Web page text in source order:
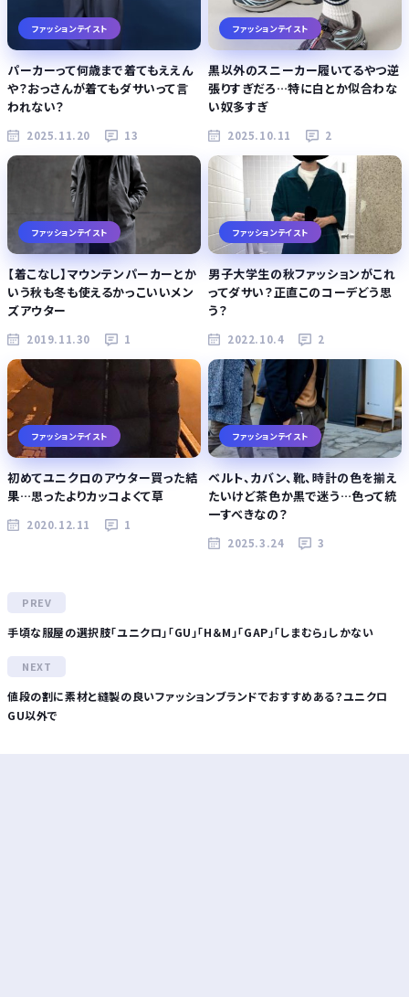
ファッションテイスト
パーカーって何歳まで着てもええん
や？おっさんが着てもダサいって言
われない？
2025.11.20 13
ファッションテイスト
黒以外のスニーカー履いてるやつ逆
張りすぎだろ…特に白とか似合わな
い奴多すぎ
2025.10.11 2
ファッションテイスト
【着こなし】マウンテンパーカーとか
いう秋も冬も使えるかっこいいメン
ズアウター
2019.11.30 1
ファッションテイスト
男子大学生の秋ファッションがこれ
ってダサい？正直このコーデどう思
う？
2022.10.4 2
ファッションテイスト
初めてユニクロのアウター買った結
果…思ったよりカッコよくて草
2020.12.11 1
ファッションテイスト
ベルト、カバン、靴、時計の色を揃え
たいけど茶色か黒で迷う…色って統
一すべきなの？
2025.3.24 3
手頃な服屋の選択肢「ユニクロ」「GU」「H＆M」「GAP」「しまむら」しかない
値段の割に素材と縫製の良いファッションブランドでおすすめある？ユニクロ
GU以外で